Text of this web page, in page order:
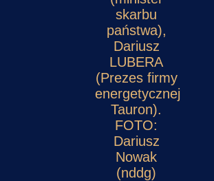
skarbu
państwa),
Dariusz
LUBERA
(Prezes firmy
energetycznej
Tauron).
FOTO:
Dariusz
Nowak
(nddg)